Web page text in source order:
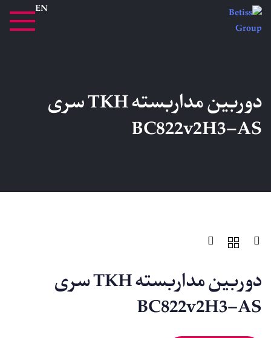
EN
دوربین مداربسته TKH سری
BC822v2H3-AS
دوربین مداربسته TKH سری
BC822v2H3-AS